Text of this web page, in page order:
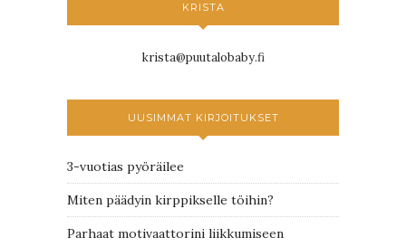
KRISTA
krista@puutalobaby.fi
UUSIMMAT KIRJOITUKSET
3-vuotias pyöräilee
Miten päädyin kirppikselle töihin?
Parhaat motivaattorini liikkumiseen